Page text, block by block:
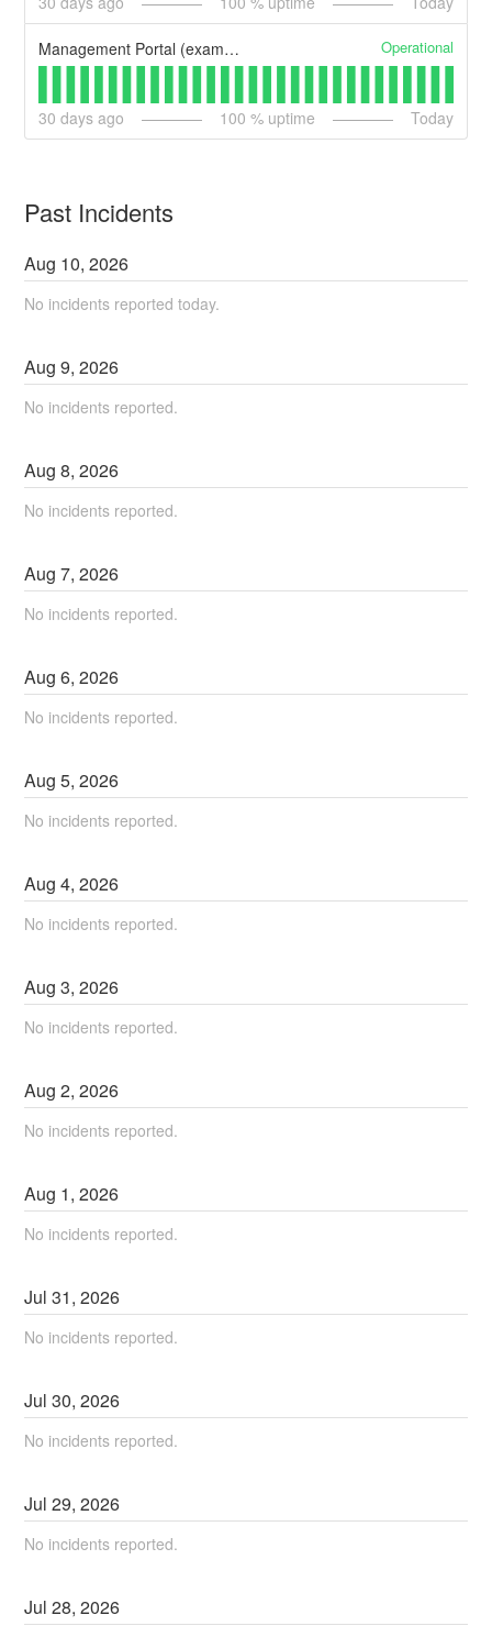
Management Portal (example) Operational
30 days ago 100 % uptime Today
Past Incidents
Aug 10,2026
No incidents reported today.
Aug9,2026
No incidents reported.
Aug8,2026
No incidents reported.
Aug7,2026
No incidents reported.
Aug6,2026
No incidents reported.
Aug5,2026
No incidents reported.
Aug4,2026
No incidents reported.
Aug3,2026
No incidents reported.
Aug2,2026
No incidents reported.
Aug 1,2026
No incidents reported.
Jul31,2026
No incidents reported.
Jul30,2026
No incidents reported.
Jul29,2026
No incidents reported.
Jul28,2026